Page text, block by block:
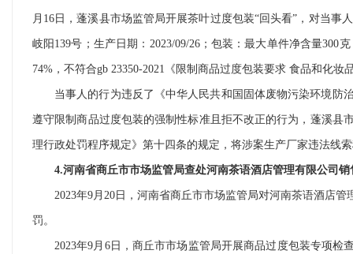
月16日，蓬溪县市场监管局开展茶叶过度包装“回头看”，对当
岐阳139号；生产日期：2023/09/26；包装：最大单件净含量300
74%，不符合gb 23350-2021《限制商品过度包装要求 食品和化
当事人的行为违反了《中华人民共和国固体废物污染环境防
遵守限制商品过度包装的强制性标准且拒不改正的行为，蓬溪县
理行政处罚程序规定》第十四条的规定，将涉案生产厂家违法线
4.河南省商丘市市场监管局查处河南茶语酒店管理有限公司
2023年9月20日，河南省商丘市市场监管局对河南茶语酒店
罚。
2023年9月6日，商丘市市场监管局开展商品过度包装专项